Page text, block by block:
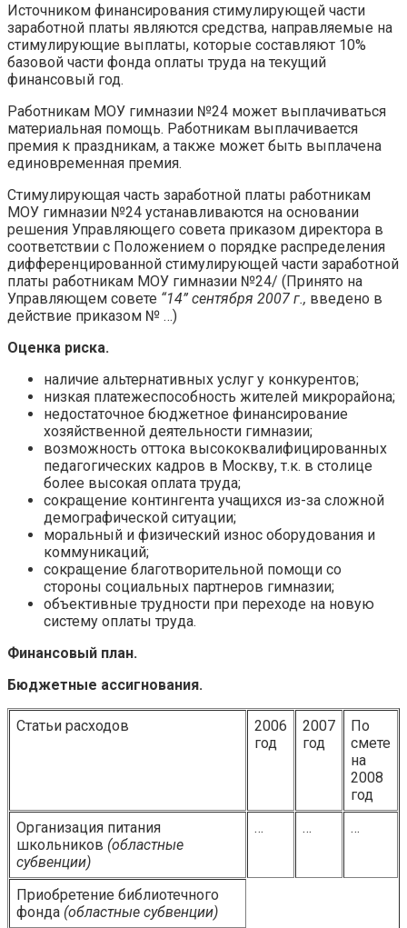
Источником финансирования стимулирующей части
заработной платы являются средства, направляемые на
стимулирующие выплаты, которые составляют 10%
базовой части фонда оплаты труда на текущий
финансовый год.
Работникам МОУ гимназии №24 может выплачиваться
материальная помощь. Работникам выплачивается
премия к праздникам, а также может быть выплачена
единовременная премия.
Стимулирующая часть заработной платы работникам
МОУ гимназии №24 устанавливаются на основании
решения Управляющего совета приказом директора в
соответствии с Положением о порядке распределения
дифференцированной стимулирующей части заработной
платы работникам МОУ гимназии №24/ (Принято на
Управляющем совете “14” сентября 2007 г., введено в
действие приказом № …)
Оценка риска.
наличие альтернативных услуг у конкурентов;
низкая платежеспособность жителей микрорайона;
недостаточное бюджетное финансирование
хозяйственной деятельности гимназии;
возможность оттока высококвалифицированных
педагогических кадров в Москву, т.к. в столице
более высокая оплата труда;
сокращение контингента учащихся из-за сложной
демографической ситуации;
моральный и физический износ оборудования и
коммуникаций;
сокращение благотворительной помощи со
стороны социальных партнеров гимназии;
объективные трудности при переходе на новую
систему оплаты труда.
Финансовый план.
Бюджетные ассигнования.
Статьи расходов
2006
год
2007
год
По
смете
на
2008
год
Организация питания
школьников (областные
субвенции)
… … …
Приобретение библиотечного
фонда (областные субвенции)